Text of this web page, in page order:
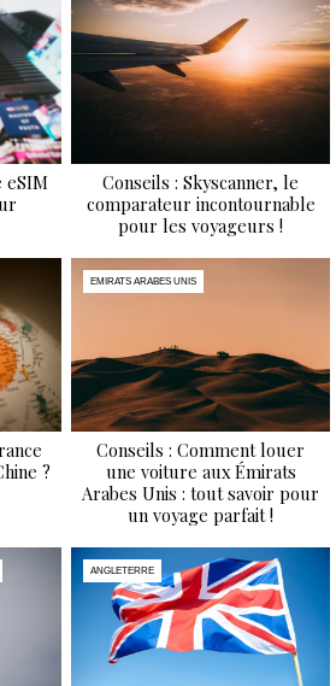
eSIM
Conseils : Skyscanner, le
comparateur incontournable
pour les voyageurs !
?
EMIRATS ARABES UNIS
Conseils : Comment louer
une voiture aux Émirats
Arabes Unis : tout savoir pour
un voyage parfait !
ANGLETERRE